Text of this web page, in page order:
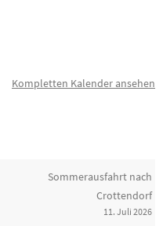
Kompletten Kalender ansehen
Sommerausfahrt nach
Crottendorf
11. Juli 2026